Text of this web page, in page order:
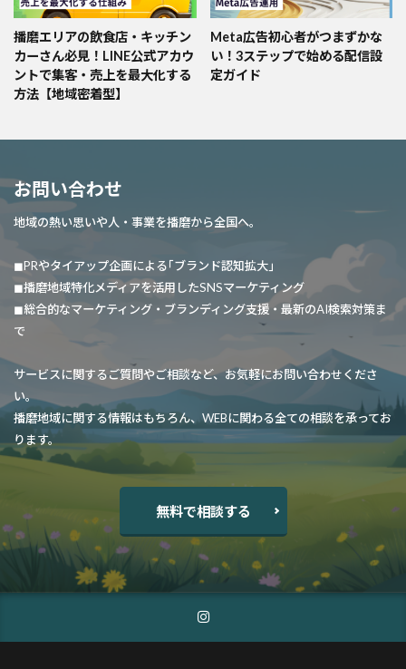
播磨エリアの飲食店・キッチン
カーさん必見！LINE公式アカウ
ントで集客・売上を最大化する
方法【地域密着型】
Meta広告初心者がつまずかな
い！3ステップで始める配信設
定ガイド
お問い合わせ
地域の熱い思いや人・事業を播磨から全国へ。
◼︎PRやタイアップ企画による｢ブランド認知拡大｣
◼︎播磨地域特化メディアを活用したSNSマーケティング
◼︎総合的なマーケティング・ブランディング支援・最新のAI検索対策ま
で
サービスに関するご質問やご相談など、お気軽にお問い合わせくださ
い。
播磨地域に関する情報はもちろん、WEBに関わる全ての相談を承ってお
ります。
無料で相談する